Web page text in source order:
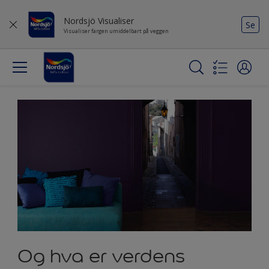
Nordsjö Visualiser
Visualiser fargen umiddelbart på veggen
Se
Og hva er verdens